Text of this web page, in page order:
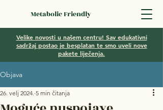
Metabolic Friendly
Velike novosti u našem centru! Sav edukativni
sadržaj postao je besplatan te smo uveli nove
pakete liječenja.
Objava
26. velj 2024. 5 min čitanja